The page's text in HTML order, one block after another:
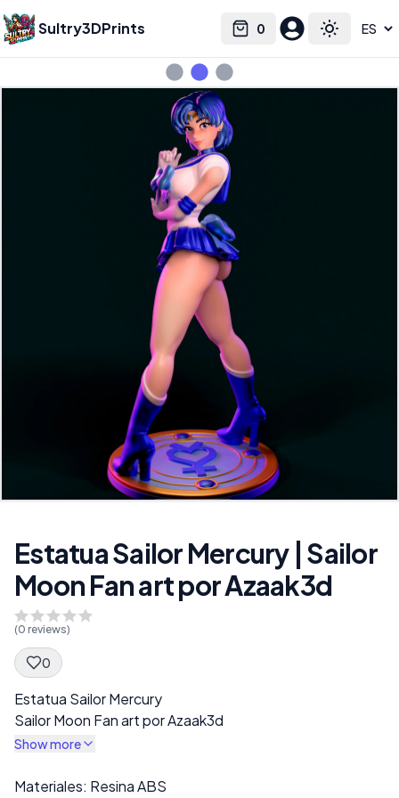
Sultry3DPrints 0
Cart Toggle
Select language
Estatua Sailor Mercury | Sailor
Moon Fan art por Azaak3d
(0 reviews)
0
Spec Description
Estatua Sailor Mercury
Sailor Moon Fan art por Azaak3d
Show more
Description
Materiales: Resina ABS